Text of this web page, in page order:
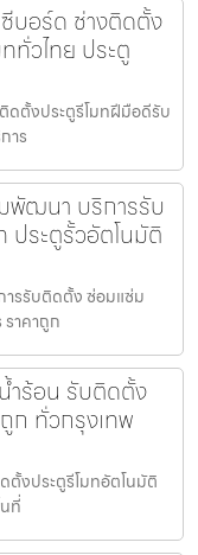
บอร์ด ช่างติดตั้ง
ทั่วไทย ประตู
ดตั้งประตูรีโมทฝีมือดีรับ
าร
พัฒนา บริการรับ
ประตูรั้วอัตโนมัติ
รรับติดตั้ง ซ่อมแซ่ม
าคาถูก
ำร้อน รับติดตั้ง
ก ทั่วกรุงเทพ
ตั้งประตูรีโมทอัตโนมัติ
ที่